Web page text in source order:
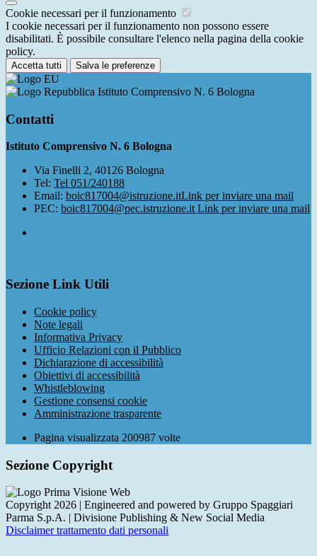
Cookie necessari per il funzionamento
I cookie necessari per il funzionamento non possono essere
disabilitati. È possibile consultare l'elenco nella pagina della cookie
policy.
Accetta tutti Salva le preferenze
Istituto Comprensivo N. 6 Bologna
Contatti
Istituto Comprensivo N. 6 Bologna
Via Finelli 2, 40126 Bologna
Tel: Tel 051/240188
Email: boic817004@istruzione.itLink per inviare una mail
PEC: boic817004@pec.istruzione.it Link per inviare una mail
Sezione Link Utili
Cookie policy
Note legali
Informativa Privacy
Ufficio Relazioni con il Pubblico
Dichiarazione di accessibilità
Obiettivi di accessibilità
Whistleblowing
Gestione consensi cookie
Amministrazione trasparente
Pagina visualizzata 200987 volte
Sezione Copyright
Copyright 2026 | Engineered and powered by Gruppo Spaggiari
Parma S.p.A. | Divisione Publishing & New Social Media
Disclaimer trattamento dati personali